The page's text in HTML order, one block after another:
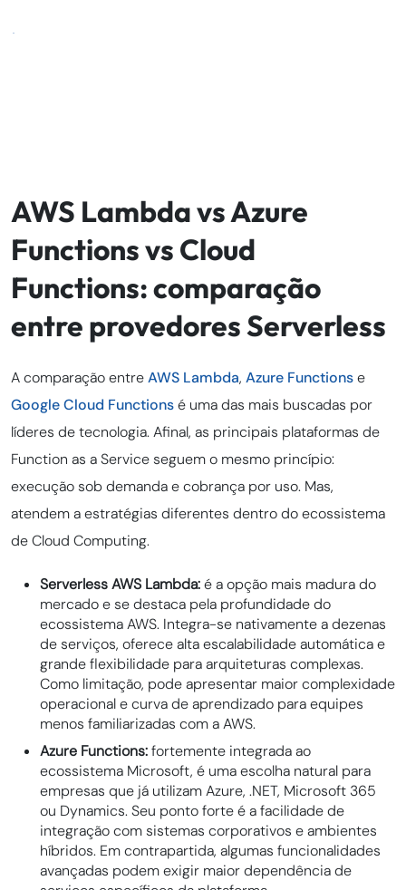
AWS Lambda vs Azure
Functions vs Cloud
Functions: comparação
entre provedores Serverless
A comparação entreAWS Lambda, Azure Functionse
Google Cloud Functionsé uma das mais buscadas por
líderes de tecnologia. Afinal, as principais plataformas de
Function as a Service seguem o mesmo princípio:
execução sob demanda e cobrança por uso. Mas,
atendem a estratégias diferentes dentro do ecossistema
de Cloud Computing.
Serverless AWS Lambda:é a opção mais madura do
mercado e se destaca pela profundidade do
ecossistema AWS. Integra-se nativamente a dezenas
de serviços, oferece alta escalabilidade automática e
grande flexibilidade para arquiteturas complexas.
Como limitação, pode apresentar maior complexidade
operacional e curva de aprendizado para equipes
menos familiarizadas com a AWS.
Azure Functions:fortemente integrada ao
ecossistema Microsoft, é uma escolha natural para
empresas que já utilizam Azure, .NET, Microsoft 365
ou Dynamics. Seu ponto forte é a facilidade de
integração com sistemas corporativos e ambientes
híbridos. Em contrapartida, algumas funcionalidades
avançadas podem exigir maior dependência de